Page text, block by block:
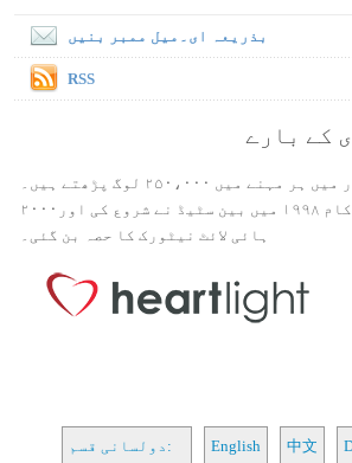
بذریعہ ای۔میل ممبر بنیں
RSS
کے بارے
آج کی آیت موجودہ دور میں ہر مہنے میں ۲۵۰،۰۰۰ لوگ پڑھتے ہیں۔
ورس آف دا ڈے ڈاٹ کام ۱۹۹۸ میں بین سٹیڈ نے شروع کی اور۲۰۰۰
ہائی لائٹ نیٹورک کا حصہ بن گئی۔
دولسانی قسم: English 中文